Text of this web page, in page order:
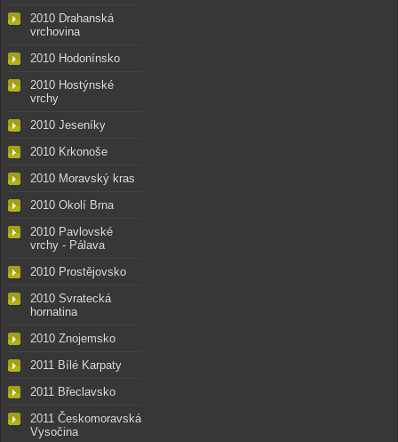
2010 Drahanská
vrchovina
2010 Hodonínsko
2010 Hostýnské
vrchy
2010 Jeseníky
2010 Krkonoše
2010 Moravský kras
2010 Okolí Brna
2010 Pavlovské
vrchy - Pálava
2010 Prostějovsko
2010 Svratecká
hornatina
2010 Znojemsko
2011 Bílé Karpaty
2011 Břeclavsko
2011 Českomoravská
Vysočina